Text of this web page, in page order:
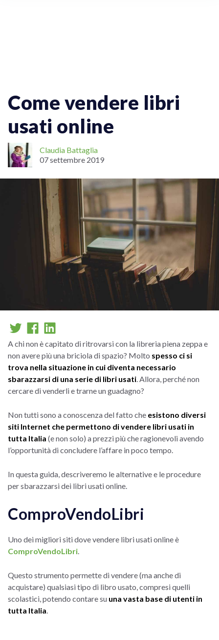
Come vendere libri
usati online
Claudia Battaglia
07 settembre 2019
A chi non è capitato di ritrovarsi con la libreria piena zeppa e
non avere più una briciola di spazio? Molto spesso ci si
trova nella situazione in cui diventa necessario
sbarazzarsi di una serie di libri usati . Allora, perché non
cercare di venderli e trarne un guadagno?
Non tutti sono a conoscenza del fatto che esistono diversi
siti Internet che permettono di vendere libri usati in
tutta Italia (e non solo) a prezzi più che ragionevoli avendo
l’opportunità di concludere l’affare in poco tempo.
In questa guida, descriveremo le alternative e le procedure
per sbarazzarsi dei libri usati online.
ComproVendoLibri
Uno dei migliori siti dove vendere libri usati online è
ComproVendoLibri
Questo strumento permette di vendere (ma anche di
acquistare) qualsiasi tipo di libro usato, compresi quelli
scolastici, potendo contare su una vasta base di utenti in
tutta Italia